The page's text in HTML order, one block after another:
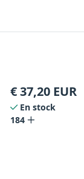
€37,20 EUR
En stock
184